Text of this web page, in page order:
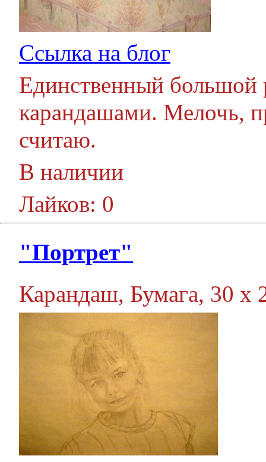
Ссылка на блог
Единственный большой
карандашами. Мелочь,
считаю.
В наличии
Лайков: 0
"Портрет"
Карандаш, Бумага, 30 х